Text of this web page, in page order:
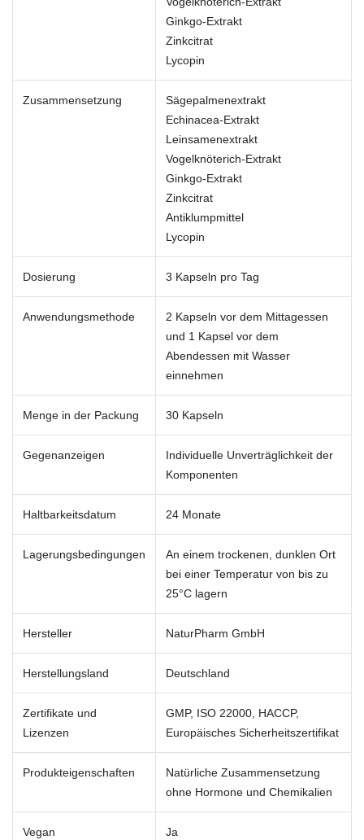
Ginkgo-Extrakt
Zinkcitrat
Lycopin
Zusammensetzung
Sägepalmenextrakt
Echinacea-Extrakt
Leinsamenextrakt
Vogelknöterich-Extrakt
Ginkgo-Extrakt
Zinkcitrat
Antiklumpmittel
Lycopin
Dosierung 3 Kapseln pro Tag
Anwendungsmethode
2 Kapseln vor dem Mittagessen
und 1 Kapsel vor dem
Abendessen mit Wasser
einnehmen
Menge in der Packung 30 Kapseln
Gegenanzeigen
Individuelle Unverträglichkeit der
Komponenten
Haltbarkeitsdatum 24 Monate
Lagerungsbedingungen
An einem trockenen, dunklen Ort
bei einer Temperatur von bis zu
25°C lagern
Hersteller NaturPharm GmbH
Herstellungsland Deutschland
Zertifikate und
Lizenzen
GMP, ISO 22000, HACCP,
Europäisches Sicherheitszertifikat
Produkteigenschaften
Natürliche Zusammensetzung
ohne Hormone und Chemikalien
Vegan Ja